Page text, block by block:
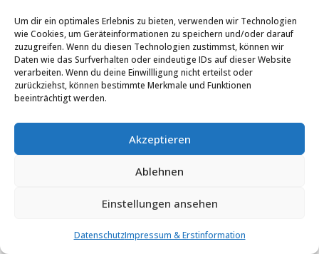
Um dir ein optimales Erlebnis zu bieten, verwenden wir Technologien
wie Cookies, um Geräteinformationen zu speichern und/oder darauf
zuzugreifen. Wenn du diesen Technologien zustimmst, können wir
Daten wie das Surfverhalten oder eindeutige IDs auf dieser Website
verarbeiten. Wenn du deine Einwillligung nicht erteilst oder
zurückziehst, können bestimmte Merkmale und Funktionen
beeinträchtigt werden.
Akzeptieren
Ablehnen
Einstellungen ansehen
DatenschutzImpressum & Erstinformation
Vermittler von einem anderen zugelassenen
Versicherungsmakler vertreten lassen darf.
Vertretungsfälle sind insbesondere die
Urlaubsabwesenheit des Vermittlers, Erkrankung,
Berufsunfähigkeit oder Todesfall. Für die Fälle einer
erforderlichen Vertretung der Kundeninteressen wird
bzw. Firma die Vertretung übernehmen und erhält
Einsichtsrechte in die Kundendaten. Entsteht ein
erforderlicher Vertretungsfall, so wird der vorgenannte
Untervollmacht des Vermittlers tätig.
Analyse-Tools und Werbung